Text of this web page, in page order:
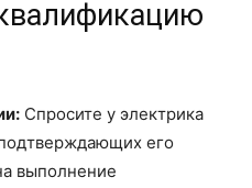
Спросите у электрика
его
выполнение